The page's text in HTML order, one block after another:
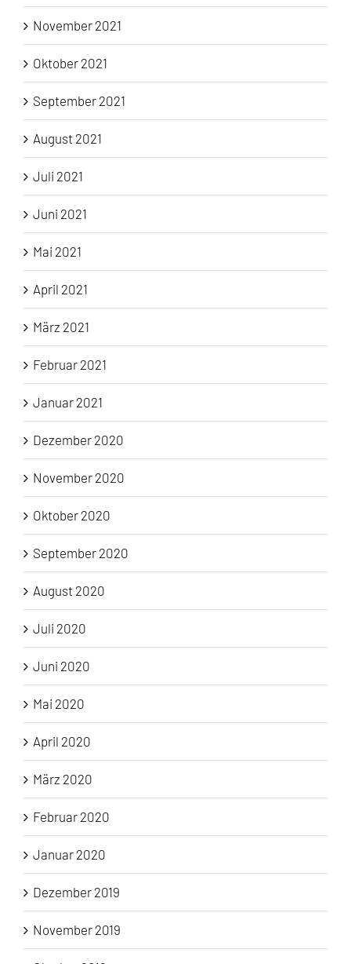
November 2021
Oktober 2021
September 2021
August 2021
Juli 2021
Juni 2021
Mai 2021
April 2021
März 2021
Februar 2021
Januar 2021
Dezember 2020
November 2020
Oktober 2020
September 2020
August 2020
Juli 2020
Juni 2020
Mai 2020
April 2020
März 2020
Februar 2020
Januar 2020
Dezember 2019
November 2019